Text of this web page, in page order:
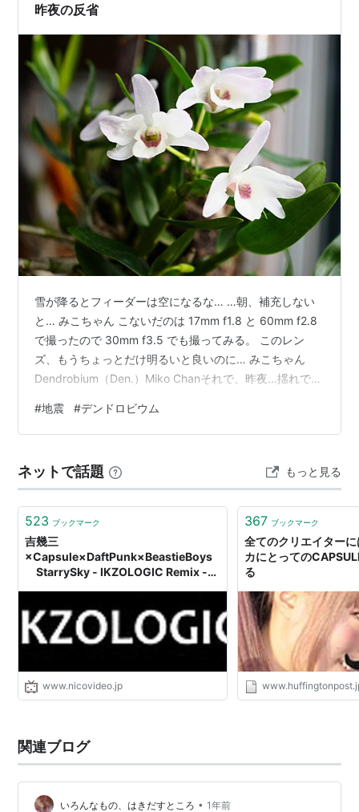
Hazel Nuts Chocolate
Perfume
COLTEMONIKHA
リスト::アーティスト関連キーワード
アルバム
「ハイカラ・ガール」(ASIN:B00005Q8GY)
「CUTIE CINEMA REPLAY」(ASIN:B000087EPI)
「phony phonic」(ASIN:B0000CGARG
「S.F. sound furniture」(ASIN:B000219PE4
「NEXUS-2060」 (
ASIN:B0006ZJD02
「L.D.K Lounge Designers Killer」
)
「FRUITS CLiPPER」(ASIN:B000F6YSL6)
「Sugarless GiRL」(ASIN:B000KF0TTC )
「capsule rmx」(ASIN:B000UVXIN0)
「FLASH BACK」( ASIN:B000WZO69O)
「MORE! MORE! MORE!」(
「PLAYER」 (ASIN:B0031QLISI)
昨夜の反省
雪が降るとフィーダーは空になるな… …朝、補充しない
と… みこちゃん こないだのは 17mm f1.8 と 60mm f2.8
で撮ったので 30mm f3.5 でも撮ってみる。 このレン
ズ、もうちょっとだけ明るいと良いのに… みこちゃん
Dendrobium（Den.）Miko Chanそれで、昨夜…揺れで起
良くできたのは 停電になってなかったのでまずは ・テレ
ビをつけて情報を得た ・ネットでもちょいと生存確認 ・
きた 失敗したのは ・緊急持ち出しに 水が入っていなか
った タオルとティッシ…
#地震 #デンドロビウム
ネットで話題 もっと見る
523 ブックマーク
吉幾三
×Capsule×DaftPunk×BeastieBoys
StarrySky - IKZOLOGIC Remix -ニ
www.nicovideo.jp
367 ブックマーク
全てのクリエイター
カにとっての
る
関連ブログ
いろんなもの、はきだすところ • 1年前